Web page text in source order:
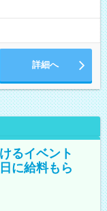
詳細へ
るイベント
に給料もら